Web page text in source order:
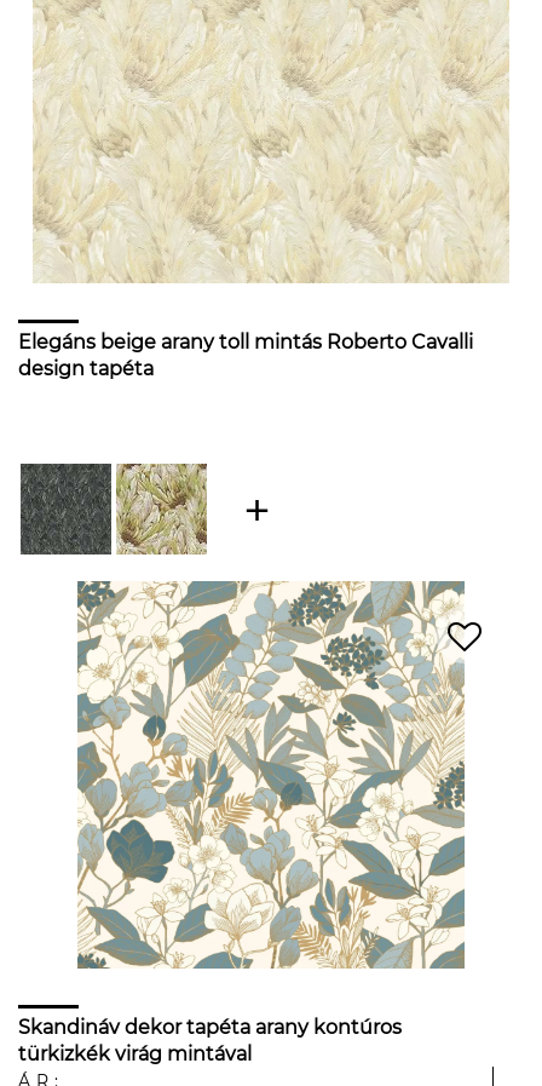
Elegáns beige arany toll mintás Roberto Cavalli
design tapéta
Skandináv dekor tapéta arany kontúros
türkizkék virág mintával
ÁR: